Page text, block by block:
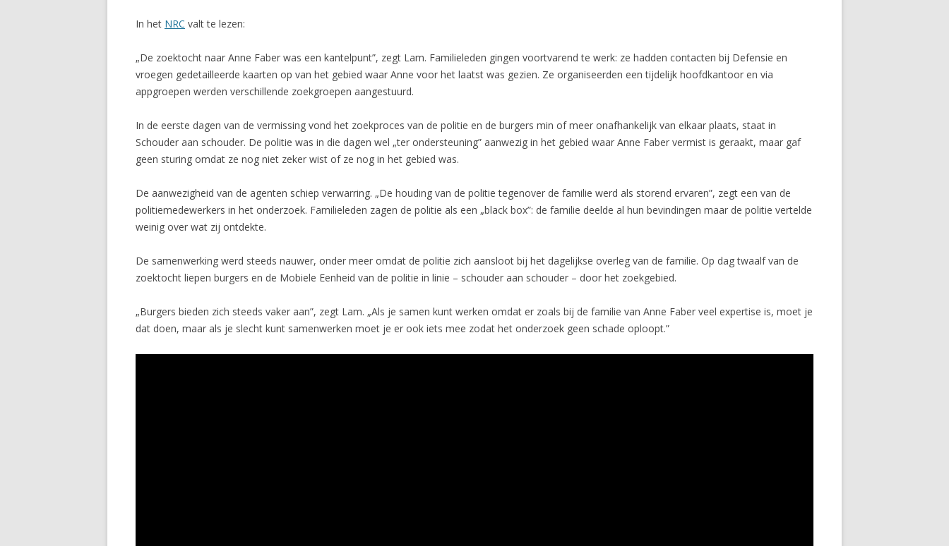
In het NRC valt te lezen:
„De zoektocht naar Anne Faber was een kantelpunt”, zegt Lam. Familieleden gingen voortvarend te werk: ze hadden contacten bij Defensie en
vroegen gedetailleerde kaarten op van het gebied waar Anne voor het laatst was gezien. Ze organiseerden een tijdelijk hoofdkantoor en via
appgroepen werden verschillende zoekgroepen aangestuurd.
In de eerste dagen van de vermissing vond het zoekproces van de politie en de burgers min of meer onafhankelijk van elkaar plaats, staat in
Schouder aan schouder. De politie was in die dagen wel „ter ondersteuning” aanwezig in het gebied waar Anne Faber vermist is geraakt, maar gaf
geen sturing omdat ze nog niet zeker wist of ze nog in het gebied was.
De aanwezigheid van de agenten schiep verwarring. „De houding van de politie tegenover de familie werd als storend ervaren”, zegt een van de
politiemedewerkers in het onderzoek. Familieleden zagen de politie als een „black box”: de familie deelde al hun bevindingen maar de politie vertelde
weinig over wat zij ontdekte.
De samenwerking werd steeds nauwer, onder meer omdat de politie zich aansloot bij het dagelijkse overleg van de familie. Op dag twaalf van de
zoektocht liepen burgers en de Mobiele Eenheid van de politie in linie – schouder aan schouder – door het zoekgebied.
„Burgers bieden zich steeds vaker aan”, zegt Lam. „Als je samen kunt werken omdat er zoals bij de familie van Anne Faber veel expertise is, moet je
dat doen, maar als je slecht kunt samenwerken moet je er ook iets mee zodat het onderzoek geen schade oploopt.”